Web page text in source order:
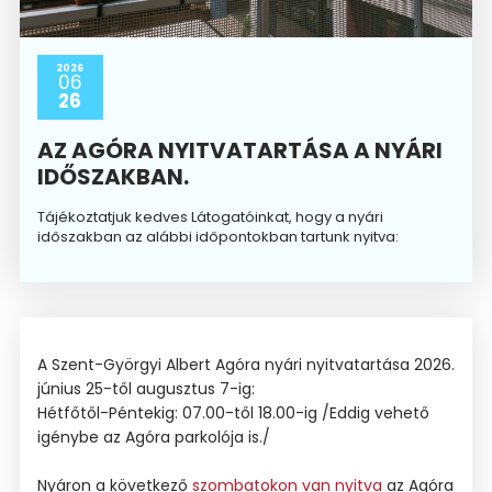
2026
06
26
AZ AGÓRA NYITVATARTÁSA A NYÁRI
IDŐSZAKBAN.
Tájékoztatjuk kedves Látogatóinkat, hogy a nyári
időszakban az alábbi időpontokban tartunk nyitva:
A Szent-Györgyi Albert Agóra nyári nyitvatartása 2026.
június 25-től augusztus 7-ig:
Hétfőtől-Péntekig: 07.00-től 18.00-ig /Eddig vehető
igénybe az Agóra parkolója is./
Nyáron a következő szombatokon van nyitva az Agóra